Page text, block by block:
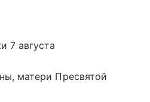
7 августа
матери Пресвятой